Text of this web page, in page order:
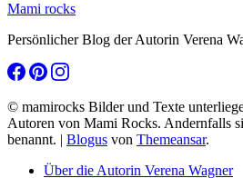
Mami rocks
Persönlicher Blog der Autorin Verena
© mamirocks Bilder und Texte
Autoren von Mami Rocks. Andernfalls
benannt. | Blogus von Themeansar.
Über die Autorin Verena Wagner